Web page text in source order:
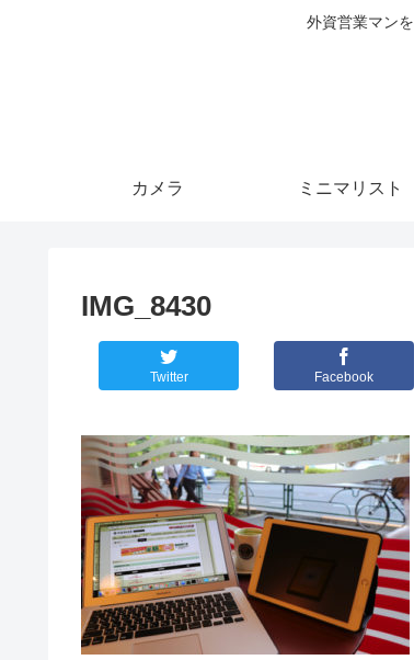
外資営業マン
カメラ ミニマリスト
IMG_8430
Twitter Facebook